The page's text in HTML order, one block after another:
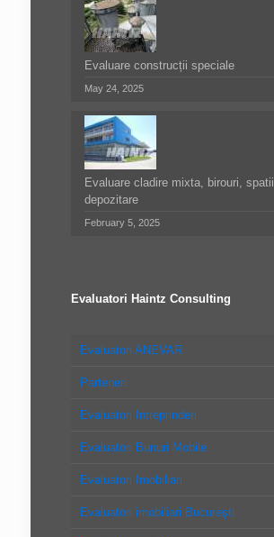
Evaluare construcții speciale
May 24, 2025
Evaluare cladire mixta, birouri, spatii
depozitare
February 5, 2025
Evaluatori Haintz Consulting
Evaluatori ANEVAR
Parteneri
Evaluatori Intreprinderi
Evaluatori Bunuri Mobile
Evaluatori Imobiliari
Evaluatori imobiliari Bucureşti